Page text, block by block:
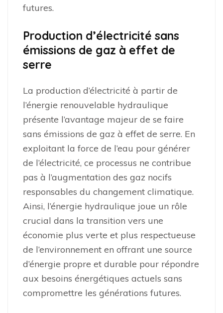
futures.
Production d’électricité sans
émissions de gaz à effet de
serre
La production d’électricité à partir de
l’énergie renouvelable hydraulique
présente l’avantage majeur de se faire
sans émissions de gaz à effet de serre. En
exploitant la force de l’eau pour générer
de l’électricité, ce processus ne contribue
pas à l’augmentation des gaz nocifs
responsables du changement climatique.
Ainsi, l’énergie hydraulique joue un rôle
crucial dans la transition vers une
économie plus verte et plus respectueuse
de l’environnement en offrant une source
d’énergie propre et durable pour répondre
aux besoins énergétiques actuels sans
compromettre les générations futures.